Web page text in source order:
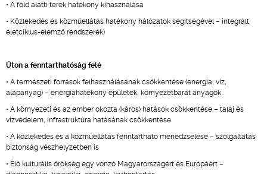
• A föld alatti terek hatékony kihasználása
• Közlekedés és közműellátás hatékony hálózatok segítségével – integrált
életciklus-elemző rendszerek)
Úton a fenntarthatóság felé
• A természeti források felhasználásának csökkentése (energia, víz,
alapanyag) – energiahatékony épületek, környezetbarát anyagok
• A környezeti és az ember okozta (káros) hatások csökkentése – talaj és
vízvédelem, infrastruktúra hatásának csökkentése
• A közlekedés és a közműellátás fenntartható menedzselése – szolgáltatás
biztonság vészhelyzetben is
• Élő kulturális örökség egy vonzó Magyarországért és Európáért –